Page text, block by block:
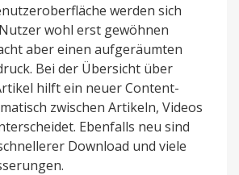
werden sich
wohl erst gewöhnen
aber einen aufgeräumten
Bei der Übersicht über
hilft ein neuer Content-
zwischen Artikeln, Videos
Ebenfalls neu sind
Download und viele